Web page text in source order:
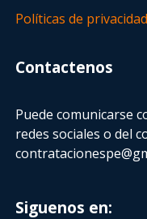
Políticas de privacidad
Contactenos
Puede comunicarse
redes sociales o del
Siguenos en: